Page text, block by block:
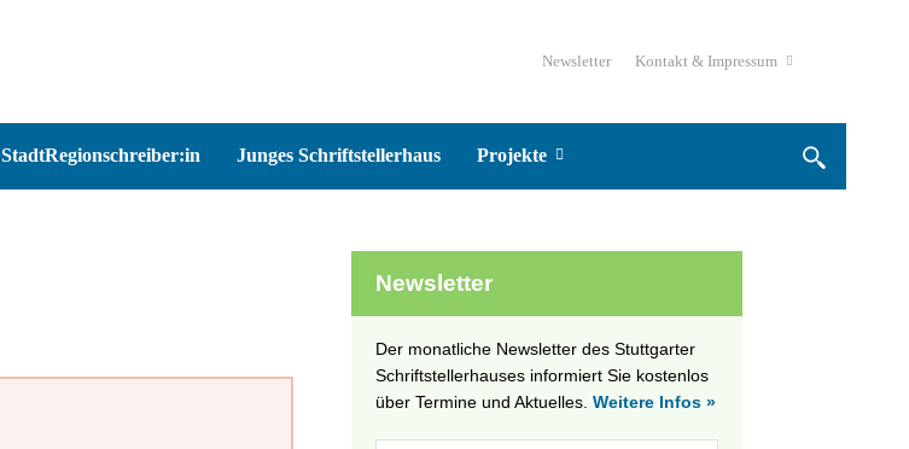
Newsletter Kontakt & Impressum
StadtRegionschreiber:in Junges Schriftstellerhaus Projekte
Newsletter
Der monatliche Newsletter des Stuttgarter
Schriftstellerhauses informiert Sie kostenlos
über Termine und Aktuelles. Weitere Infos »